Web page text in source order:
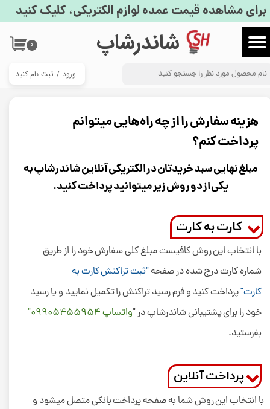
​شاندرشاپ
ورود / ثبت نام کنید
حساب کاربری من
تغییر گذر واژه
سفارشات
۰
برای مشاهده قیمت عمده لوازم الکتریکی، کلیک کنید
هزینه سفارش را از چه راه‌هایی میتوانم
پرداخت کنم؟
مبلغ نهایی سبد خریدتان در الکتریکی آنلاین شاندرشاپ به
یکی از دو روش زیر میتوانید پرداخت کنید.
کارت به کارت
با انتخاب این روش کافیست مبلغ کلی سفارش خود را از طریق
شماره کارت درج شده در صفحه"ثبت تراکنش کارت به
کارت"پرداخت کنید و فرم رسید تراکنش را تکمیل نمایید و یا رسید
خود را برای پشتیبانی شاندرشاپ در "واتساپ 09905455954
"
بفرستید.
پرداخت آنلاین
با انتخاب این روش شما به صفحه پرداخت بانکی متصل میشود و